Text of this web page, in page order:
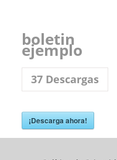
boletin
ejemplo
37Descargas
¡Descarga ahora!